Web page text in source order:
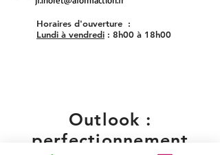
Horaires d'ouverture :
Lundi à vendredi : 8h00 à 18h00
Outlook :
perfectionnement